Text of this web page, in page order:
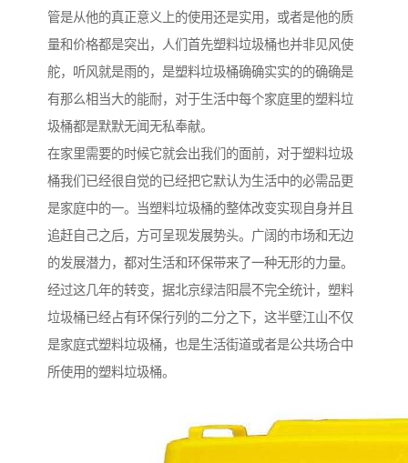
管是从他的真正意义上的使用还是实用，或者是他的质
量和价格都是突出，人们首先塑料垃圾桶也并非见风使
舵，听风就是雨的，是塑料垃圾桶确确实实的的确确是
有那么相当大的能耐，对于生活中每个家庭里的塑料垃
圾桶都是默默无闻无私奉献。
在家里需要的时候它就会出我们的面前，对于塑料垃圾
桶我们已经很自觉的已经把它默认为生活中的必需品更
是家庭中的一。当塑料垃圾桶的整体改变实现自身并且
追赶自己之后，方可呈现发展势头。广阔的市场和无边
的发展潜力，都对生活和环保带来了一种无形的力量。
经过这几年的转变，据北京绿洁阳晨不完全统计，塑料
垃圾桶已经占有环保行列的二分之下，这半壁江山不仅
是家庭式塑料垃圾桶，也是生活街道或者是公共场合中
所使用的塑料垃圾桶。